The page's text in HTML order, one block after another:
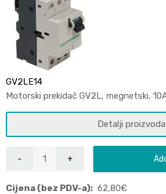
GV2LE14
Motorski prekidač GV2L, megnetski,
Detalji proizvoda
Cijena (bez PDV-a): 62,80€